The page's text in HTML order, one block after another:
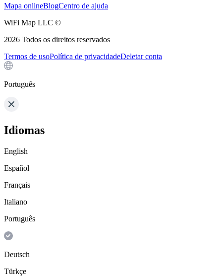
Mapa onlineBlogCentro de ajuda
WiFi Map LLC ©
2026 Todos os direitos reservados
Termos de usoPolítica de privacidadeDeletar conta
Português
Idiomas
English
Español
Français
Italiano
Português
Deutsch
Türkçe